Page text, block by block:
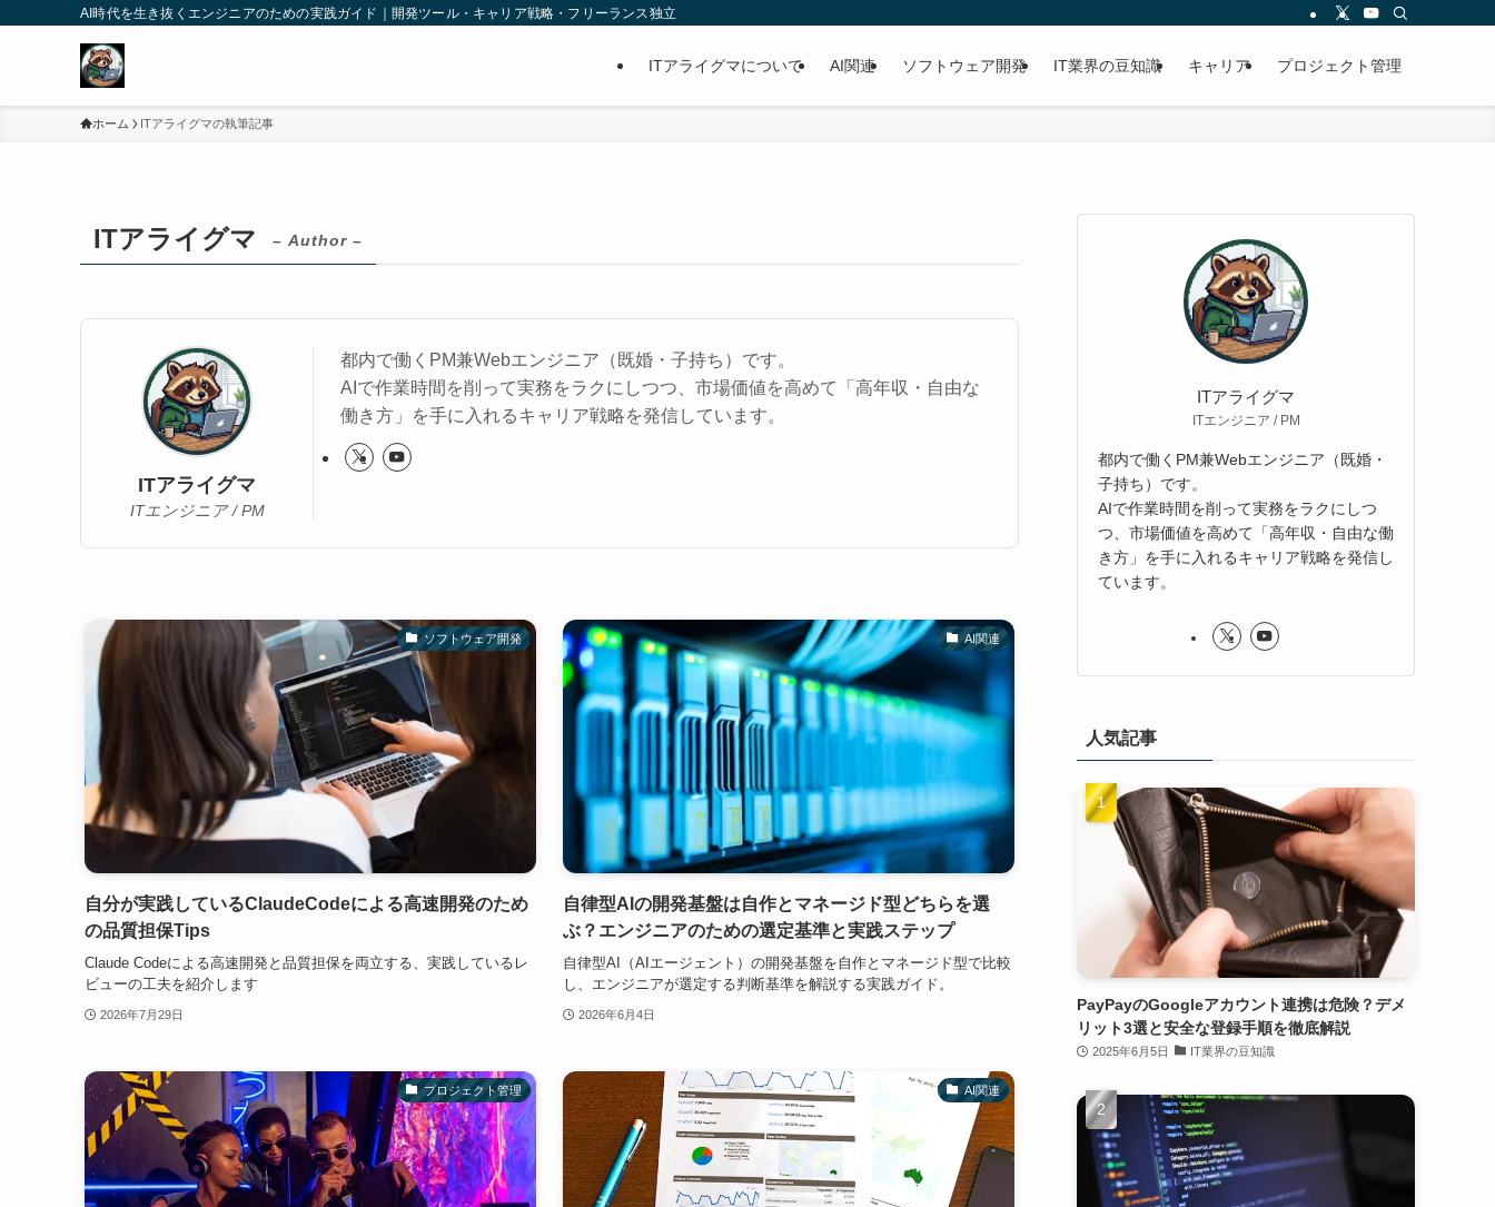
AI時代を生き抜くエンジニアのための実践ガイド｜開発ツール・キャリア戦略・フリーランス独立
ITアライグマについて AI関連 ソフトウェア開発 IT業界の豆知識 キャリア プロジェクト管理
ホーム ITアライグマの執筆記事
ITアライグマ – Author –
ITアライグマ
ITエンジニア / PM
都内で働くPM兼Webエンジニア（既婚・子持ち）です。
AIで作業時間を削って実務をラクにしつつ、市場価値を高めて「高年収・自由な
働き方」を手に入れるキャリア戦略を発信しています。
ソフトウェア開発
自分が実践しているClaudeCodeによる高速開発のため
の品質担保Tips
Claude Codeによる高速開発と品質担保を両立する、実践しているレ
ビューの工夫を紹介します
2026年7月29日
AI関連
自律型AIの開発基盤は自作とマネージド型どちらを選
ぶ？エンジニアのための選定基準と実践ステップ
自律型AI（AIエージェント）の開発基盤を自作とマネージド型で比較
し、エンジニアが選定する判断基準を解説する実践ガイド。
2026年6月4日
プロジェクト管理 AI関連
ITアライグマ
ITエンジニア / PM
都内で働くPM兼Webエンジニア（既婚・
子持ち）です。
AIで作業時間を削って実務をラクにしつ
つ、市場価値を高めて「高年収・自由な働
き方」を手に入れるキャリア戦略を発信し
ています。
人気記事
PayPayのGoogleアカウント連携は危険？デメ
リット3選と安全な登録手順を徹底解説
2025年6月5日 IT業界の豆知識